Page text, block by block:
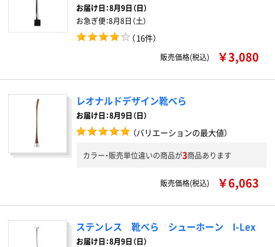
お届け日：8月9日（日）
お急ぎ便：8月8日（土）
（16件）
販売価格(税込) ￥3,080
レオナルドデザイン靴べら
お届け日：8月9日（日）
（バリエーションの最大値）
カラー・販売単位違いの商品が3商品あります
販売価格(税込) ￥6,063
ステンレス 靴べら シューホーン I-Lex
お届け日：8月9日（日）